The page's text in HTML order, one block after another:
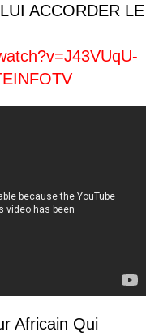
ACCORDER LE
Africain Qui